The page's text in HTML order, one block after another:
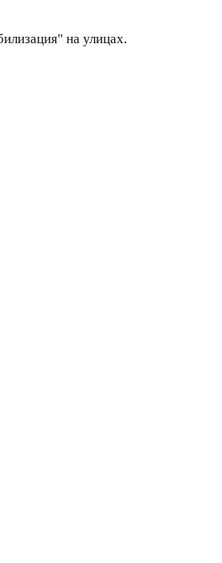
на улицах.